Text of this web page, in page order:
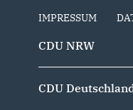
IMPRESSUM
CDU NRW
CDU